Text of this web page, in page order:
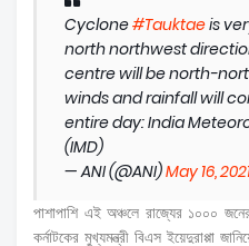
Cyclone#Tauktaeis
north northwest
centre will be north-
winds and rainfall will
entire day: India
(IMD)
— ANI (@ANI)May 16,
পাশাপাশি এই অঞ্চলে রাজ্যের ১০০০
কর্নাটকের মুখ্যমন্ত্রী বিএস ইয়েদুরাপ্পা